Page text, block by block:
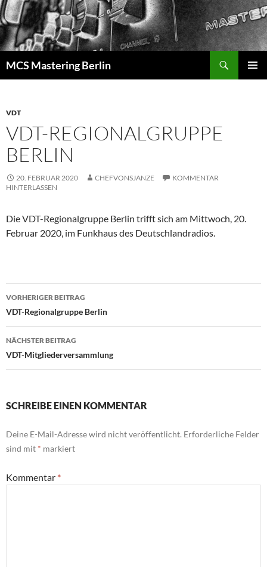
Zum
Inhalt
springen
MCS Mastering Berlin
VDT
VDT-REGIONALGRUPPE
BERLIN
20. FEBRUAR 2020 CHEFVONSJANZE
KOMMENTAR
HINTERLASSEN
Die VDT-Regionalgruppe Berlin trifft sich am Mittwoch, 20.
Februar 2020, im Funkhaus des Deutschlandradios.
Beitragsnavigation
VORHERIGER BEITRAG
VDT-Regionalgruppe Berlin
NÄCHSTER BEITRAG
VDT-Mitgliederversammlung
SCHREIBE EINEN KOMMENTAR
Deine E-Mail-Adresse wird nicht veröffentlicht. Erforderliche Felder
sind mit * markiert
Kommentar *